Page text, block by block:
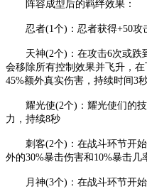
阵容成型后的羁绊效果：
忍者(1个)：忍者获得+50攻
天神(2个)：在攻击6次或跌
会移除所有控制效果并飞升，
45%额外真实伤害，持续时间3
耀光使(2个)：耀光使们的
力，持续8秒
刺客(2个)：在战斗环节开
外的30%暴击伤害和10%暴击
月神(3个)：在战斗环节开